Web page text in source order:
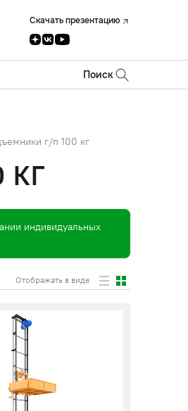
Скачать презентацию
Поиск
г/п 100 кг
КГ
индивидуальных
Отображать в виде